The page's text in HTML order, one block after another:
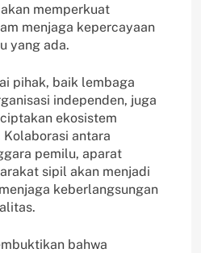
memperkuat
menjaga kepercayaan
yang ada.
pihak, baik lembaga
independen, juga
ekosistem
antara
pemilu, aparat
sipil akan menjadi
keberlangsungan
bahwa